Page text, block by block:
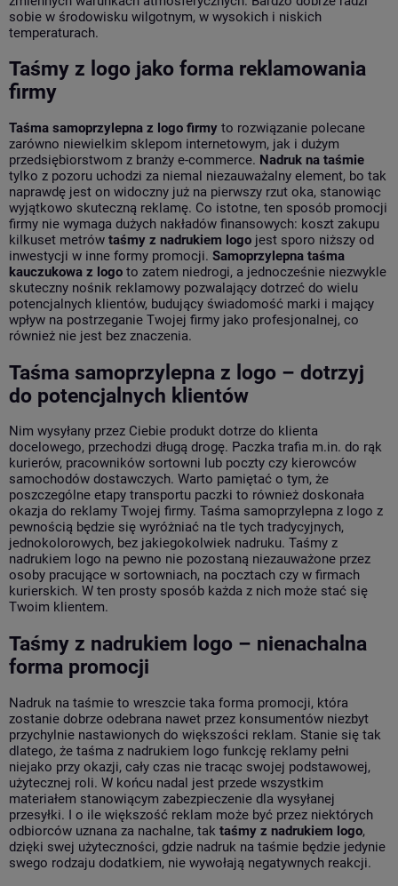
sobie w środowisku wilgotnym, w wysokich i niskich
temperaturach.
Taśmy z logo jako forma reklamowania
firmy
Taśma samoprzylepna z logo firmy to rozwiązanie polecane
zarówno niewielkim sklepom internetowym, jak i dużym
przedsiębiorstwom z branży e-commerce. Nadruk na taśmie
tylko z pozoru uchodzi za niemal niezauważalny element, bo tak
naprawdę jest on widoczny już na pierwszy rzut oka, stanowiąc
wyjątkowo skuteczną reklamę. Co istotne, ten sposób promocji
firmy nie wymaga dużych nakładów finansowych: koszt zakupu
kilkuset metrów taśmy z nadrukiem logo jest sporo niższy od
inwestycji w inne formy promocji. Samoprzylepna taśma
kauczukowa z logo to zatem niedrogi, a jednocześnie niezwykle
skuteczny nośnik reklamowy pozwalający dotrzeć do wielu
potencjalnych klientów, budujący świadomość marki i mający
wpływ na postrzeganie Twojej firmy jako profesjonalnej, co
również nie jest bez znaczenia.
Taśma samoprzylepna z logo – dotrzyj
do potencjalnych klientów
Nim wysyłany przez Ciebie produkt dotrze do klienta
docelowego, przechodzi długą drogę. Paczka trafia m.in. do rąk
kurierów, pracowników sortowni lub poczty czy kierowców
samochodów dostawczych. Warto pamiętać o tym, że
poszczególne etapy transportu paczki to również doskonała
okazja do reklamy Twojej firmy. Taśma samoprzylepna z logo z
pewnością będzie się wyróżniać na tle tych tradycyjnych,
jednokolorowych, bez jakiegokolwiek nadruku. Taśmy z
nadrukiem logo na pewno nie pozostaną niezauważone przez
osoby pracujące w sortowniach, na pocztach czy w firmach
kurierskich. W ten prosty sposób każda z nich może stać się
Twoim klientem.
Taśmy z nadrukiem logo – nienachalna
forma promocji
Nadruk na taśmie to wreszcie taka forma promocji, która
zostanie dobrze odebrana nawet przez konsumentów niezbyt
przychylnie nastawionych do większości reklam. Stanie się tak
dlatego, że taśma z nadrukiem logo funkcję reklamy pełni
niejako przy okazji, cały czas nie tracąc swojej podstawowej,
użytecznej roli. W końcu nadal jest przede wszystkim
materiałem stanowiącym zabezpieczenie dla wysyłanej
przesyłki. I o ile większość reklam może być przez niektórych
odbiorców uznana za nachalne, tak taśmy z nadrukiem logo,
dzięki swej użyteczności, gdzie nadruk na taśmie będzie jedynie
swego rodzaju dodatkiem, nie wywołają negatywnych reakcji.